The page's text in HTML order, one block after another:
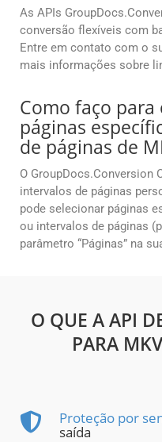
As APIs
conversão flexíveis com
Entre em contato com o
mais informações sobre
Como faço
páginas
de páginas de
O GroupDocs.Conversion
intervalos de páginas
pode selecionar páginas
ou intervalos de páginas
parâmetro “Páginas” na
O QUE A API
PARA
Proteção por
saída